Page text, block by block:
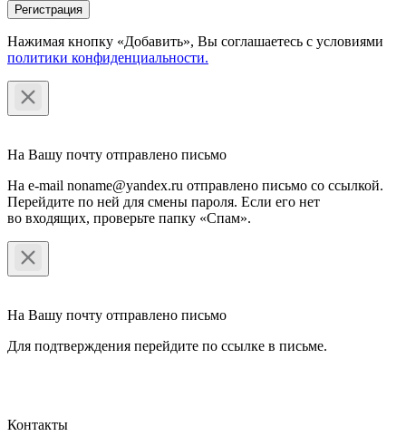
Регистрация
Нажимая кнопку «Добавить», Вы соглашаетесь c условиями
политики конфиденциальности.
На Вашу почту отправлено письмо
На e-mail noname@yandex.ru отправлено письмо со ссылкой.
Перейдите по ней для смены пароля. Если его нет
во входящих, проверьте папку «Спам».
На Вашу почту отправлено письмо
Для подтверждения перейдите по ссылке в письме.
Контакты